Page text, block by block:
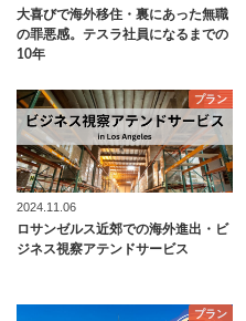
大喜びで海外移住・裏にあった無職
の罪悪感。テスラ社員になるまでの
10年
プラン
2024.11.06
ロサンゼルス近郊での海外進出・ビ
ジネス視察アテンドサービス
プラン